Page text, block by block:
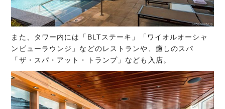
また、タワー内には「BLTステーキ」「ワイオルオーシャ
ンビューラウンジ」などのレストランや、癒しのスパ
「ザ・スパ・アット・トランプ」なども入店。